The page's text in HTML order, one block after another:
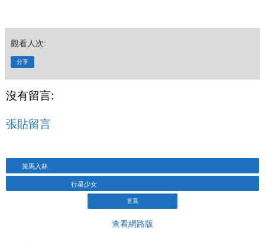
觀看人次:
分享
沒有留言:
張貼留言
策馬入林
行星少女
首頁
查看網路版